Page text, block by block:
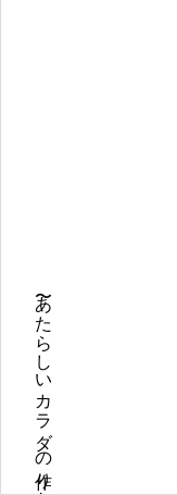
〜あたらしいカラダの作りかた〜